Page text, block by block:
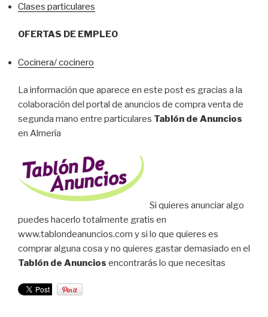
Clases particulares
OFERTAS DE EMPLEO
Cocinera/ cocinero
La información que aparece en este post es gracias a la
colaboración del portal de anuncios de compra venta de
segunda mano entre particulares Tablón de Anuncios
en Almería
Si quieres anunciar algo
puedes hacerlo totalmente gratis en
www.tablondeanuncios.com y si lo que quieres es
comprar alguna cosa y no quieres gastar demasiado en el
Tablón de Anuncios encontrarás lo que necesitas